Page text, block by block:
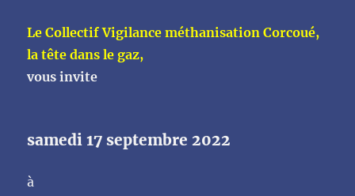
soutien
Le Collectif Vigilance méthanisation Corcoué,
la tête dans le gaz,
vous invite
samedi 17 septembre 2022
à